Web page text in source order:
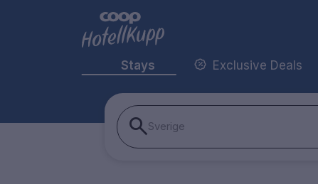
Stays Exclusive Deals
Sverige